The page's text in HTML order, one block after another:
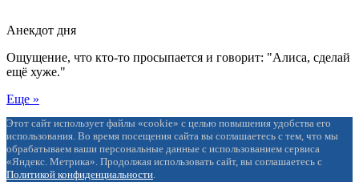
Анекдот дня
Ощущение, что кто-то просыпается и говорит: "Алиса, сделай
ещё хуже."
Еще »
Этот сайт использует файлы «cookie» с целью повышения удобства его
использования. Во время посещения сайта вы соглашаетесь с тем, что мы
обрабатываем ваши персональные данные с использованием сервиса
«Яндекс. Метрика». Продолжая использовать сайт, вы соглашаетесь с
Политикой конфиденциальности.